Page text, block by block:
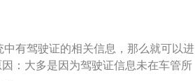
，满分100分，90分合格。公安部123
路考外，又增加了安全文明常识考
考试在科目三之后进行，所以大家都习
有科目四。考试前，学员可通过手机
有驾驶证的相关信息，那么就可以进
：大多是因为驾驶证信息未在车管所